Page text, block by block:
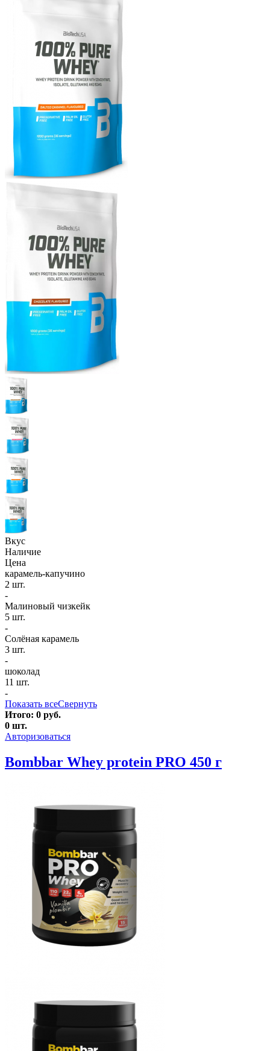
Вкус
Наличие
Цена
карамель-капучино
2 шт.
-
Малиновый чизкейк
5 шт.
-
Солёная карамель
3 шт.
-
шоколад
11 шт.
-
Показать всеСвернуть
Итого: 0 руб.
0 шт.
Авторизоваться
Bombbar Whey protein PRO 450 г